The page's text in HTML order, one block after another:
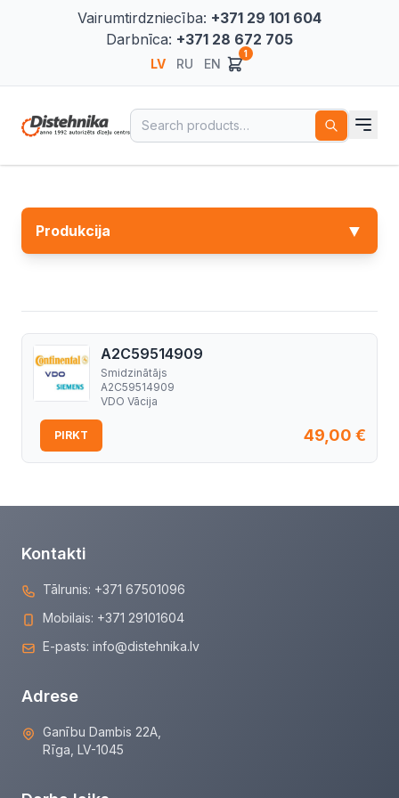
Vairumtirdzniecība: +371 29 101 604
Darbnīca: +371 28 672 705
LV RU EN
1
Search for:
Produkcija ▼
A2C59514909
Smidzinātājs
A2C59514909
VDO Vācija
49,00 €
PIRKT
Kontakti
Tālrunis: +371 67501096
Mobilais: +371 29101604
E-pasts: info@distehnika.lv
Adrese
Ganību Dambis 22A,
Rīga, LV-1045